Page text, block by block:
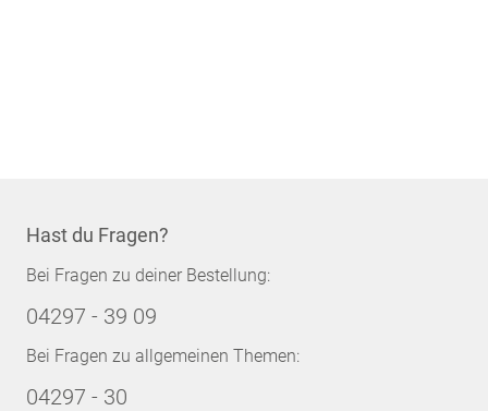
Hast du Fragen?
Bei Fragen zu deiner Bestellung:
04297 - 39 09
Bei Fragen zu allgemeinen Themen:
04297 - 30